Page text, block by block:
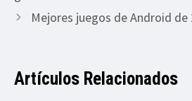
Mejores juegos de Android de
Artículos Relacionados